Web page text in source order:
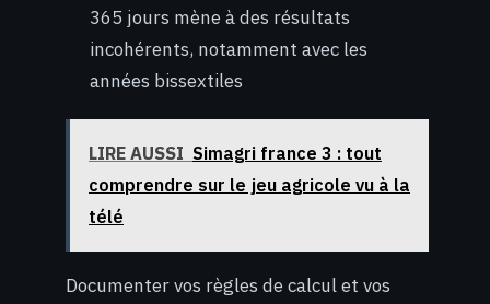
365 jours mène à des résultats
incohérents, notamment avec les
années bissextiles
LIRE AUSSI Simagri france 3 : tout
comprendre sur le jeu agricole vu à la
télé
Documenter vos règles de calcul et vos